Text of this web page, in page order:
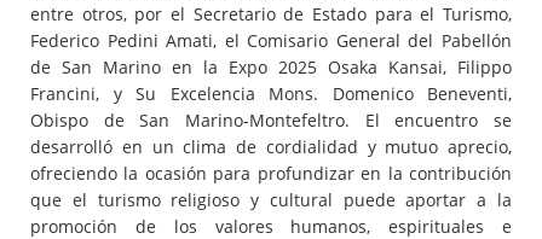
entre otros, por el Secretario de Estado para el Turismo,
Federico Pedini Amati, el Comisario General del Pabellón
de San Marino en la Expo 2025 Osaka Kansai, Filippo
Francini, y Su Excelencia Mons. Domenico Beneventi,
Obispo de San Marino-Montefeltro. El encuentro se
desarrolló en un clima de cordialidad y mutuo aprecio,
ofreciendo la ocasión para profundizar en la contribución
que el turismo religioso y cultural puede aportar a la
promoción de los valores humanos, espirituales e